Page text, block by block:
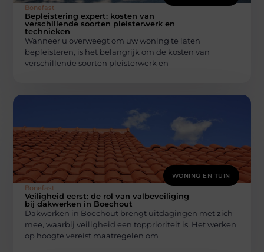
Bonefast
Bepleistering expert: kosten van
verschillende soorten pleisterwerk en
technieken
Wanneer u overweegt om uw woning te laten
bepleisteren, is het belangrijk om de kosten van
verschillende soorten pleisterwerk en
WONING EN TUIN
Bonefast
Veiligheid eerst: de rol van valbeveiliging
bij dakwerken in Boechout
Dakwerken in Boechout brengt uitdagingen met zich
mee, waarbij veiligheid een topprioriteit is. Het werken
op hoogte vereist maatregelen om